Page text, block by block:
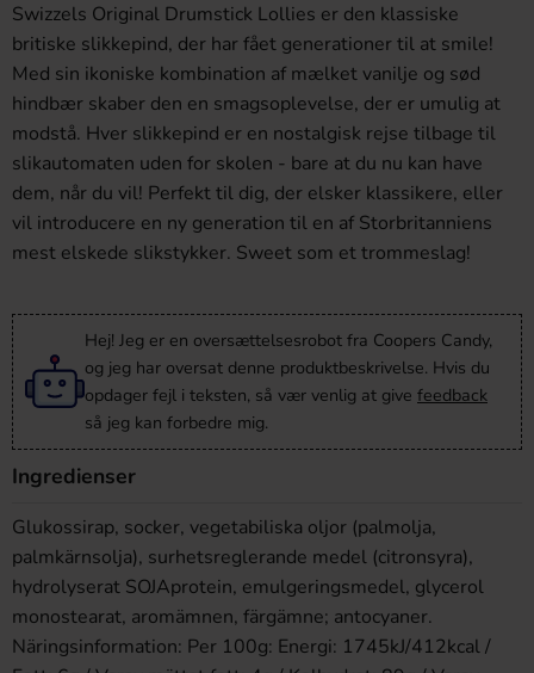
Swizzels Original Drumstick Lollies er den klassiske
britiske slikkepind, der har fået generationer til at smile!
Med sin ikoniske kombination af mælket vanilje og sød
hindbær skaber den en smagsoplevelse, der er umulig at
modstå. Hver slikkepind er en nostalgisk rejse tilbage til
slikautomaten uden for skolen - bare at du nu kan have
dem, når du vil! Perfekt til dig, der elsker klassikere, eller
vil introducere en ny generation til en af Storbritanniens
mest elskede slikstykker. Sweet som et trommeslag!
Hej! Jeg er en oversættelsesrobot fra Coopers Candy,
og jeg har oversat denne produktbeskrivelse. Hvis du
opdager fejl i teksten, så vær venlig at give feedback
så jeg kan forbedre mig.
Ingredienser
Glukossirap, socker, vegetabiliska oljor (palmolja,
palmkärnsolja), surhetsreglerande medel (citronsyra),
hydrolyserat SOJAprotein, emulgeringsmedel, glycerol
monostearat, aromämnen, färgämne; antocyaner.
Näringsinformation: Per 100g: Energi: 1745kJ/412kcal /